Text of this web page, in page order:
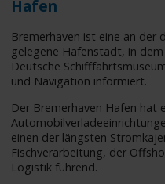
Hafen
Bremerhaven ist eine an der
gelegene Hafenstadt, in
Deutsche
und Navigation informiert.
Der Bremerhaven Hafen hat
einen der längsten
Fischverarbeitung, der
Logistik führend.